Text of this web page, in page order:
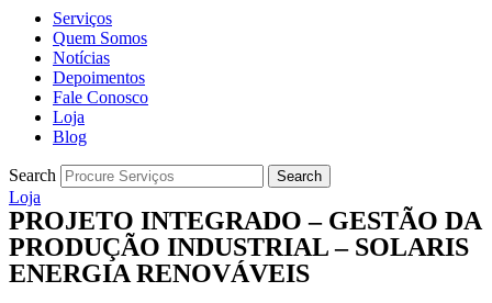
Serviços
Quem Somos
Notícias
Depoimentos
Fale Conosco
Loja
Blog
Search Search
Loja
PROJETO INTEGRADO – GESTÃO DA
PRODUÇÃO INDUSTRIAL – SOLARIS
ENERGIA RENOVÁVEIS